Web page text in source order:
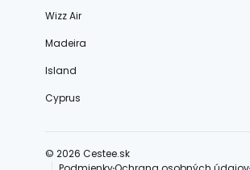
Wizz Air
Madeira
Island
Cyprus
© 2026 Cestee.sk